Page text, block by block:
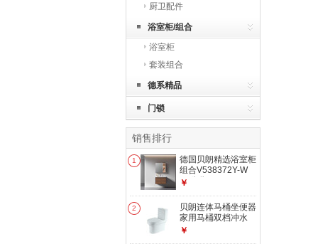
厨卫配件
浴室柜/组合
浴室柜
套装组合
德系精品
门锁
销售排行
1
德国贝朗精选浴室柜
组合V538372Y-W
80公分
￥
2
贝朗连体马桶坐便器
家用马桶双档冲水
C21273W 305mm
￥